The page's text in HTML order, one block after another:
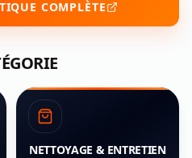
COMPLÈTE
NETTOYAGE & ENTRETIEN